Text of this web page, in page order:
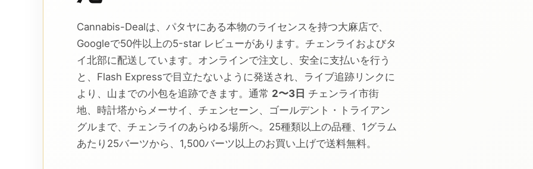
Cannabis-Dealは、パタヤにある本物のライセンスを持つ大麻店で、
Googleで50件以上の5-star レビューがあります。チェンライおよびタ
イ北部に配送しています。オンラインで注文し、安全に支払いを行う
と、Flash Expressで目立たないように発送され、ライブ追跡リンクに
より、山までの小包を追跡できます。通常 2〜3日 チェンライ市街
地、時計塔からメーサイ、チェンセーン、ゴールデント・トライアン
グルまで、チェンライのあらゆる場所へ。25種類以上の品種、1グラム
あたり25バーツから、1,500バーツ以上のお買い上げで送料無料。